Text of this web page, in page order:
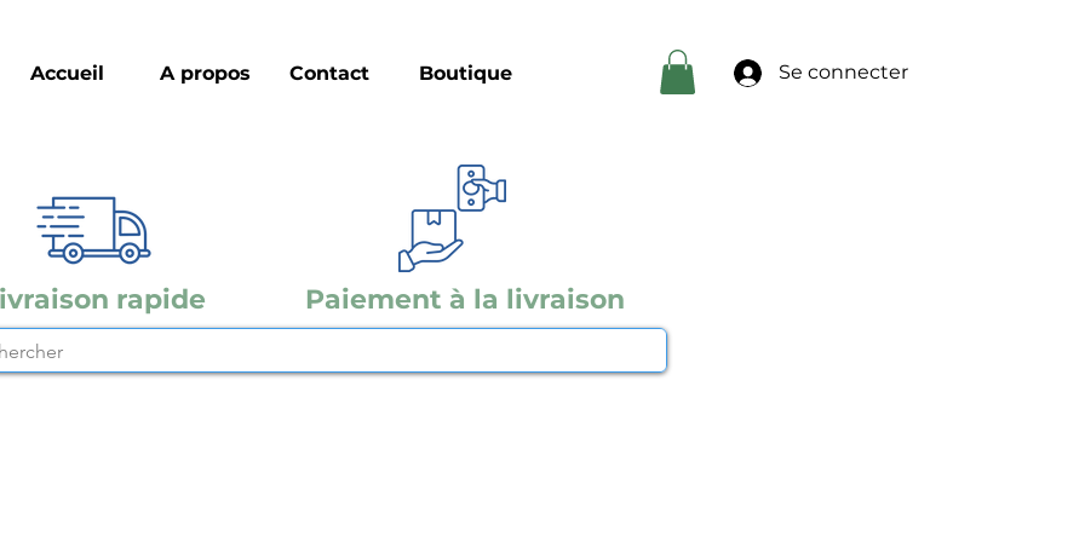
Accueil A propos Contact Boutique Se connecter
rapide Paiement à la livraison